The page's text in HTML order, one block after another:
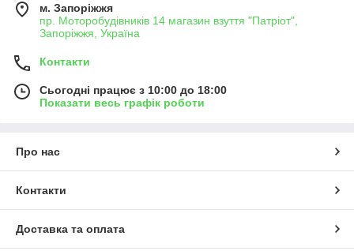
м. Запоріжжя
пр. Моторобудівників 14 магазин взуття "Патріот",
Запоріжжя, Україна
Контакти
Сьогодні працює з 10:00 до 18:00
Показати весь графік роботи
Про нас
Контакти
Доставка та оплата